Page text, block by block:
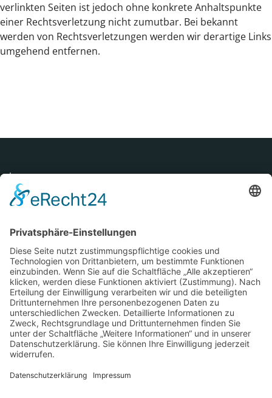
verlinkten Seiten ist jedoch ohne konkrete Anhaltspunkte
einer Rechtsverletzung nicht zumutbar. Bei bekannt
werden von Rechtsverletzungen werden wir derartige Links
umgehend entfernen.
Impressum
Datenschutzerklärung
Kontakt
info@siwobau.de